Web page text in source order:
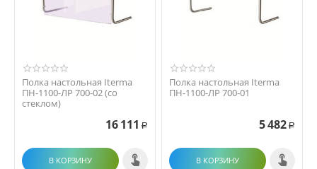
Полка настольная Iterma
ПН-1100-ЛР 700-02 (со
стеклом)
16 111 Р
В КОРЗИНУ
Полка настольная Iterma
ПН-1100-ЛР 700-01
5 482 Р
В КОРЗИНУ